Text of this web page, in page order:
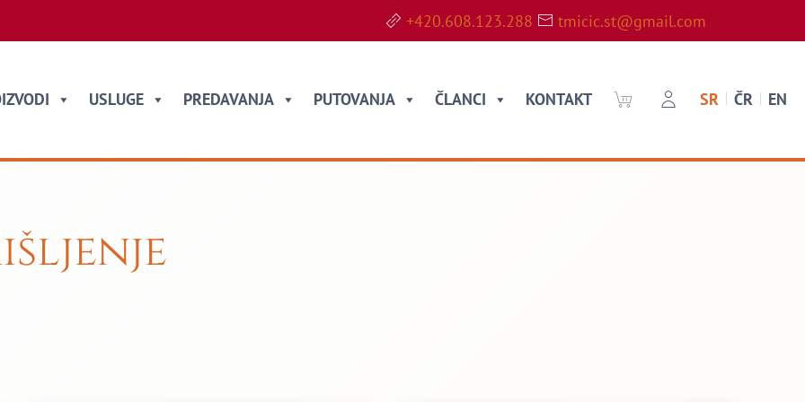
+420.608.123.288 tmicic.st@gmail.com
USLUGE PREDAVANJA PUTOVANJA ČLANCI KONTAKT SR ČR EN